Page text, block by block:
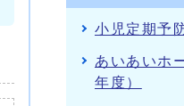
小児定期予
あいあいホ
年度）